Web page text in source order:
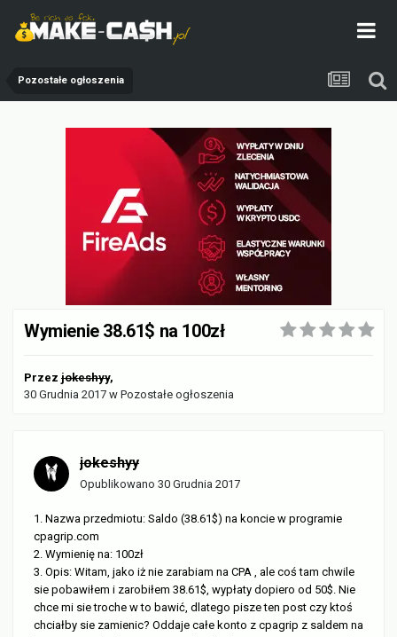
Pozostałe ogłoszenia
Wymienie 38.61$ na 100zł
Przez jokeshyy,
30 Grudnia 2017 w Pozostałe ogłoszenia
jokeshyy
Opublikowano 30 Grudnia 2017
1. Nazwa przedmiotu: Saldo (38.61$) na koncie w programie
cpagrip.com
2. Wymienię na: 100zł
3. Opis: Witam, jako iż nie zarabiam na CPA , ale coś tam chwile
sie pobawiłem i zarobiłem 38.61$, wypłaty dopiero od 50$. Nie
chce mi sie troche w to bawić, dlatego pisze ten post czy ktoś
chciałby sie zamienic? Oddaje całe konto z cpagrip z saldem na